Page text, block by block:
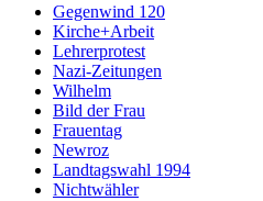
Gegenwind 120
Kirche+Arbeit
Lehrerprotest
Nazi-Zeitungen
Wilhelm
Bild der Frau
Frauentag
Newroz
Landtagswahl 1994
Nichtwähler